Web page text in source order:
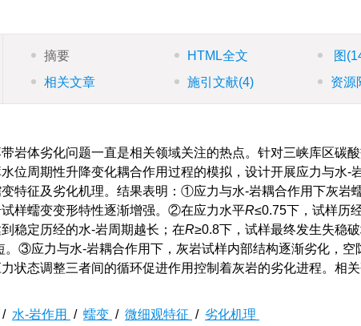
摘要 HTML全文 图
相关文章
施引文献(4) 资源
岩体劣化问题一直是相关领域关注的热点。针对三峡库区碳
水位周期性升降变化耦合作用过程的模拟，设计开展应力与水
特征及劣化机理。结果表明：①应力与水-岩耦合作用下灰岩
样蠕变变形特性逐渐增强。②在应力水平R≤0.75下，试样历
稳定历经的水-岩周期越长；在R≥0.8下，试样最终发生失稳
。③应力与水-岩耦合作用下，灰岩试样内部结构逐渐劣化，
状态调整三者间的循环促进作用控制着灰岩的劣化进程。相
/ 水-岩作用 / 蠕变 / 微细观特征 / 劣化机理